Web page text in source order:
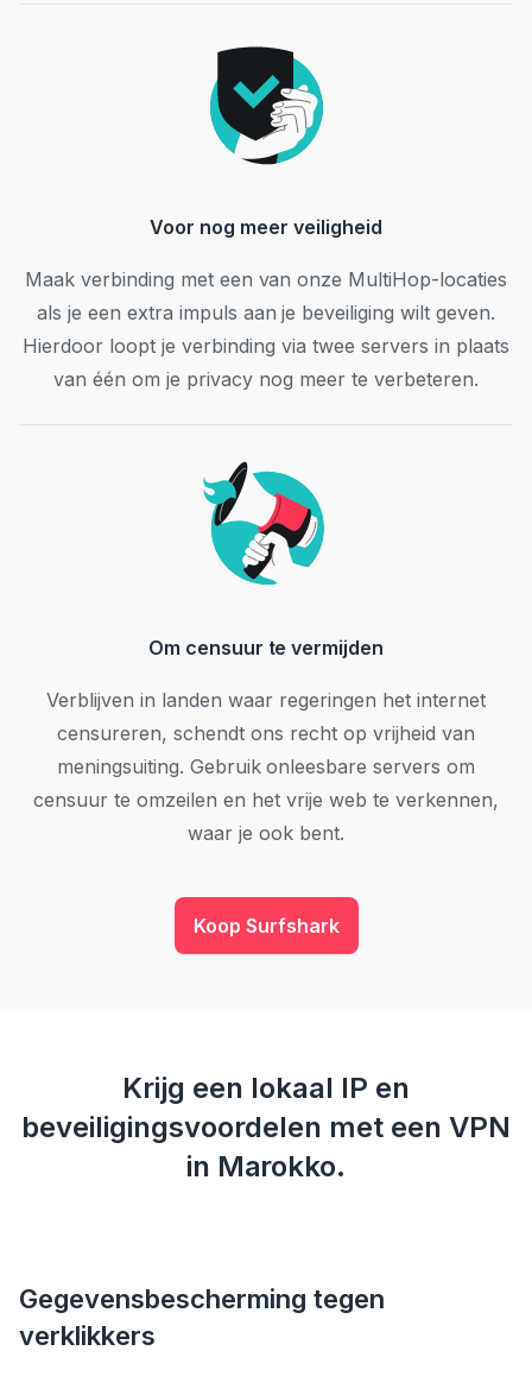
Voor nog meer veiligheid
Maak verbinding met een van onze MultiHop-locaties
als je een extra impuls aan je beveiliging wilt geven.
Hierdoor loopt je verbinding via twee servers in plaats
van één om je privacy nog meer te verbeteren.
Om censuur te vermijden
Verblijven in landen waar regeringen het internet
censureren, schendt ons recht op vrijheid van
meningsuiting. Gebruik onleesbare servers om
censuur te omzeilen en het vrije web te verkennen,
waar je ook bent.
Koop Surfshark
Krijg een lokaal IP en
beveiligingsvoordelen met een VPN
in Marokko.
Gegevensbescherming tegen
verklikkers